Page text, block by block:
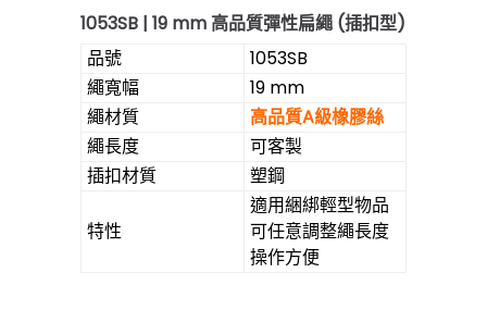
1053SB | 19 mm 高品質彈性扁繩 (插扣型)
品號
1053SB
繩寬幅
19 mm
繩材質
高品質A級橡膠絲
繩長度
可客製
插扣材質
塑鋼
特性
適用綑綁輕型物品
可任意調整繩長度
操作方便